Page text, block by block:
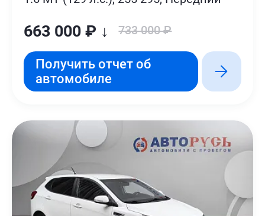
663 000 ₽ ↓ 733 000 ₽
Получить отчет об
автомобиле